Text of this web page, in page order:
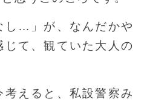
し…」が、なんだかや
て、観ていた大人の
えると、私設警察み